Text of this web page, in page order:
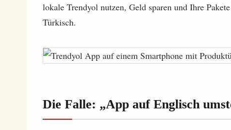
lokale Trendyol nutzen, Geld sparen und Ihre
Türkisch.
Die Falle: „App auf Englisch